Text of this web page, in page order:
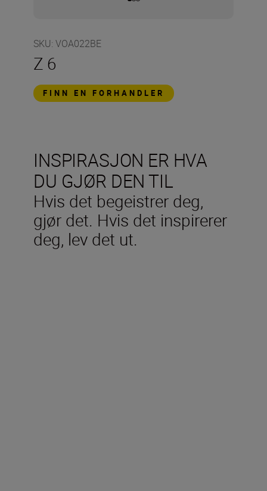
SKU: VOA022BE
Z 6
FINN EN FORHANDLER
INSPIRASJON ER HVA
DU GJØR DEN TIL
Hvis det begeistrer deg,
gjør det. Hvis det inspirerer
deg, lev det ut.